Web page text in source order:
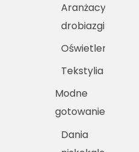
Aranżacyjne
drobiazgi
Oświetlenie
Tekstylia
Modne
gotowanie
Dania